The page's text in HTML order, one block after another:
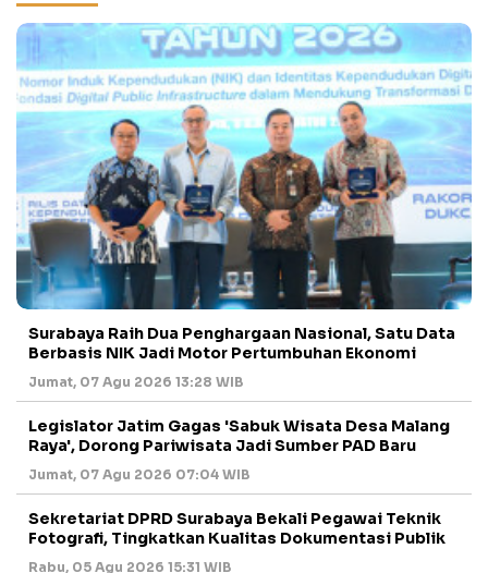
Surabaya Raih Dua Penghargaan Nasional, Satu Data
Berbasis NIK Jadi Motor Pertumbuhan Ekonomi
Jumat, 07 Agu 2026 13:28 WIB
Legislator Jatim Gagas 'Sabuk Wisata Desa Malang
Raya', Dorong Pariwisata Jadi Sumber PAD Baru
Jumat, 07 Agu 2026 07:04 WIB
Sekretariat DPRD Surabaya Bekali Pegawai Teknik
Fotografi, Tingkatkan Kualitas Dokumentasi Publik
Rabu, 05 Agu 2026 15:31 WIB